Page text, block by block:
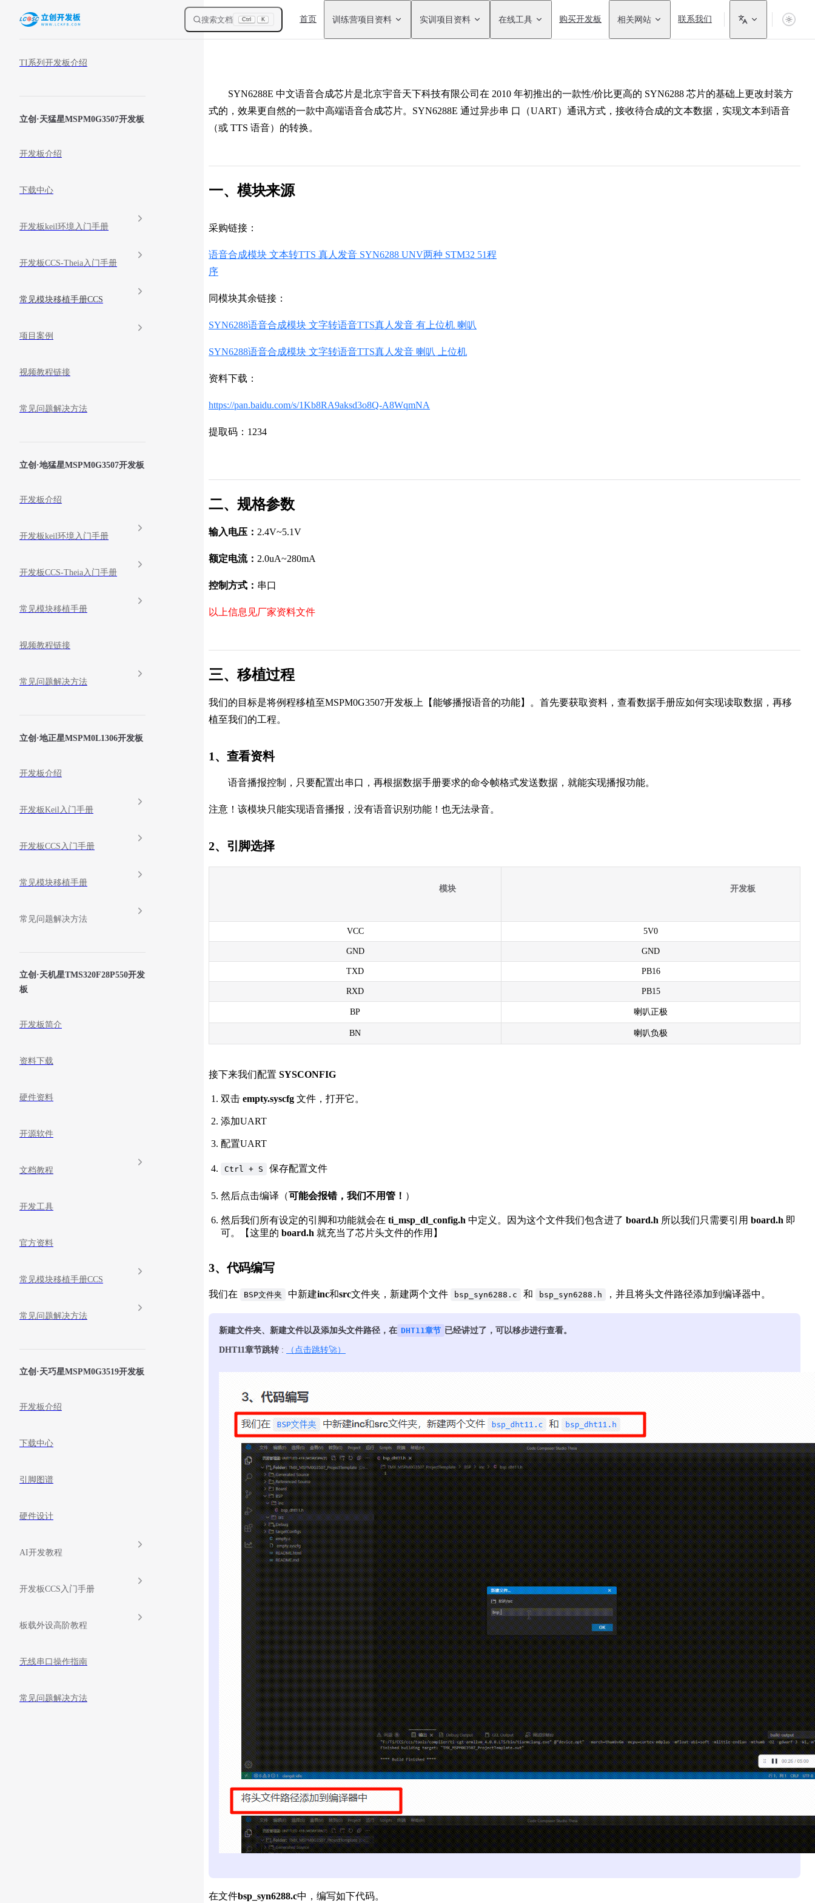
Skip to content 搜索文档 Ctrl K
Main Navigation
首页 训练营项目资料 实训项目资料 在线工具 购买开发板 相关网站 联系我们
TI系列开发板介绍
立创·天猛星MSPM0G3507开发板
开发板介绍
下载中心
开发板keil环境入门手册
开发板CCS-Theia入门手册
常见模块移植手册CCS
项目案例
视频教程链接
常见问题解决方法
立创·地猛星MSPM0G3507开发板
开发板介绍
开发板keil环境入门手册
开发板CCS-Theia入门手册
常见模块移植手册
视频教程链接
常见问题解决方法
立创·地正星MSPM0L1306开发板
开发板介绍
开发板Keil入门手册
开发板CCS入门手册
常见模块移植手册
常见问题解决方法
立创·天机星TMS320F28P550开发
板
开发板简介
资料下载
硬件资料
开源软件
文档教程
开发工具
官方资料
常见模块移植手册CCS
常见问题解决方法
立创·天巧星MSPM0G3519开发板
开发板介绍
下载中心
引脚图谱
硬件设计
AI开发教程
开发板CCS入门手册
板载外设高阶教程
无线串口操作指南
常见问题解决方法
SYN6288E 中文语音合成芯片是北京宇音天下科技有限公司在 2010 年初推出的一款性/价比更高的 SYN6288 芯片的基础上更改封装方
式的，效果更自然的一款中高端语音合成芯片。SYN6288E 通过异步串 口（UART）通讯方式，接收待合成的文本数据，实现文本到语音
（或 TTS 语音）的转换。
一、模块来源
采购链接：
语音合成模块 文本转TTS 真人发音 SYN6288 UNV两种 STM32 51程
序
同模块其余链接：
SYN6288语音合成模块 文字转语音TTS真人发音 有上位机 喇叭
SYN6288语音合成模块 文字转语音TTS真人发音 喇叭 上位机
资料下载：
https://pan.baidu.com/s/1Kb8RA9aksd3o8Q-A8WqmNA
提取码：1234
二、规格参数
输入电压： 2.4V~5.1V
额定电流： 2.0uA~280mA
控制方式： 串口
以上信息见厂家资料文件
三、移植过程
我们的目标是将例程移植至MSPM0G3507开发板上【能够播报语音的功能】。首先要获取资料，查看数据手册应如何实现读取数据，再移
植至我们的工程。
1、查看资料
语音播报控制，只要配置出串口，再根据数据手册要求的命令帧格式发送数据，就能实现播报功能。
注意！该模块只能实现语音播报，没有语音识别功能！也无法录音。
2、引脚选择
模块 开发板
VCC 5V0
GND GND
TXD PB16
RXD PB15
BP 喇叭正极
BN 喇叭负极
接下来我们配置 SYSCONFIG
双击 empty.syscfg 文件，打开它。
添加UART
配置UART
Ctrl + S 保存配置文件
然后点击编译（可能会报错，我们不用管！ ）
然后我们所有设定的引脚和功能就会在 ti_msp_dl_config.h 中定义。因为这个文件我们包含进了 board.h 所以我们只需要引用 board.h 即
可。【这里的 board.h 就充当了芯片头文件的作用】
3、代码编写
我们在 BSP文件夹 中新建inc和src文件夹，新建两个文件 bsp_syn6288.c 和 bsp_syn6288.h ，并且将头文件路径添加到编译器中。
新建文件夹、新建文件以及添加头文件路径，在 DHT11章节 已经讲过了，可以移步进行查看。
DHT11章节跳转 : （点击跳转🚀）
在文件bsp_syn6288.c中，编写如下代码。